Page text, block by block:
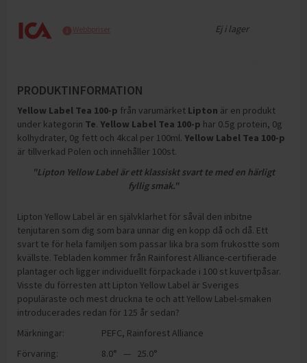
Webbpriser Ej i lager
PRODUKTINFORMATION
Yellow Label Tea 100-p från varumärket Lipton är en produkt
under kategorin Te. Yellow Label Tea 100-p har 0.5g protein, 0g
kolhydrater, 0g fett och 4kcal per 100ml. Yellow Label Tea 100-p
är tillverkad Polen och innehåller 100st.
"Lipton Yellow Label är ett klassiskt svart te med en härligt
fyllig smak."
Lipton Yellow Label är en självklarhet för såväl den inbitne
tenjutaren som dig som bara unnar dig en kopp då och då. Ett
svart te för hela familjen som passar lika bra som frukostte som
kvällste. Tebladen kommer från Rainforest Alliance-certifierade
plantager och ligger individuellt förpackade i 100 st kuvertpåsar.
Visste du förresten att Lipton Yellow Label är Sveriges
populäraste och mest druckna te och att Yellow Label-smaken
introducerades redan för 125 år sedan?
Märkningar:
PEFC, Rainforest Alliance
Förvaring:
8.0° — 25.0°